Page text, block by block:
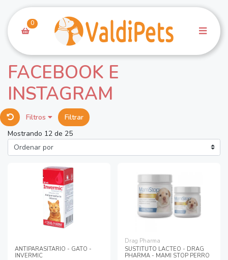
0
FACEBOOK E
INSTAGRAM
Filtros
Filtrar
Mostrando 12 de 25
ANTIPARASITARIO - GATO -
INVERMIC
Drag Pharma
SUSTITUTO LACTEO - DRAG
PHARMA - MAMI STOP PERRO